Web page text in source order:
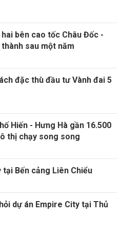
bên cao tốc Châu Đốc -
sau một năm
đặc thù đầu tư Vành đai 5
Hiến - Hưng Hà gần 16.500
thị chạy song song
Bến cảng Liên Chiểu
dự án Empire City tại Thủ